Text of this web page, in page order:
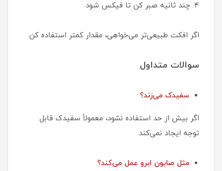
۴. چند ثانیه صبر کن تا فیکس شود
اگر افکت طبیعی‌تر می‌خواهی، مقدار کمتر استفاده کن.
سوالات متداول
سفیدک می‌زند؟
اگر بیش از حد استفاده نشود، معمولاً سفیدک قابل
توجه ایجاد نمی‌کند.
مثل صابون ابرو عمل می‌کند؟